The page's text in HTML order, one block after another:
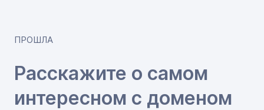
ПРОШЛА
Расскажите о самом
интересном с доменом